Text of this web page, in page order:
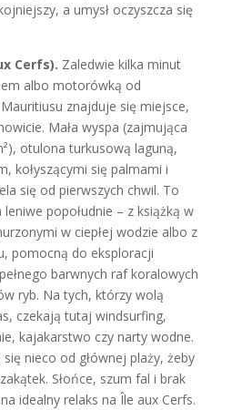
a umysł oczyszcza się
Cerfs). Zaledwie kilka minut
albo motorówką od
znajduje się miejsce,
Mała wyspa (zajmująca
otulona turkusową laguną,
kołyszącymi się palmami i
się od pierwszych chwil. To
popołudnie – z książką w
w ciepłej wodzie albo z
pomocną do eksploracji
barwnych raf koralowych
ryb. Na tych, którzy wolą
czekają tutaj windsurfing,
kajakarstwo czy narty wodne.
nieco od głównej plaży, żeby
Słońce, szum fal i brak
idealny relaks na Île aux Cerfs.